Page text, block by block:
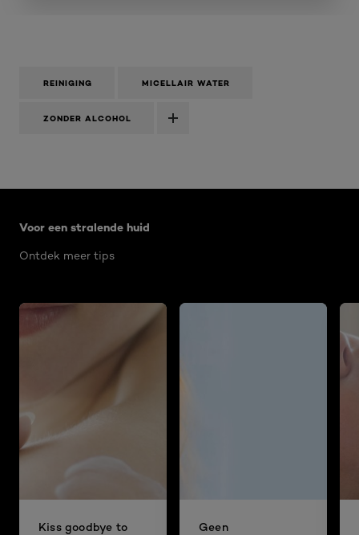
REINIGING MICELLAIR WATER
ZONDER ALCOHOL
Voor een stralende huid
Ontdek meer tips
Kiss goodbye to
Geen